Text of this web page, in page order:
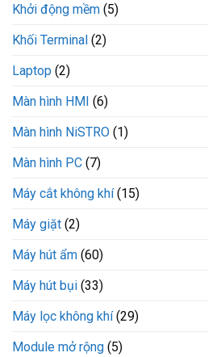
Khởi động mềm (5)
Khối Terminal (2)
Laptop (2)
Màn hình HMI (6)
Màn hình NiSTRO (1)
Màn hình PC (7)
Máy cắt không khí(15)
Máy giặt (2)
Máy hút ẩm (60)
Máy hút bụi (33)
Máy lọc không khí(29)
Module mở rộng (5)